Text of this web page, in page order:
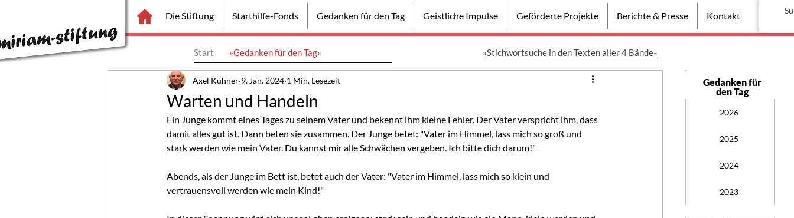
Die Stiftung Starthilfe-Fonds Gedanken für den Tag Geistliche Impulse Geförderte Projekte Berichte & Presse Kontakt
Start »Gedanken für den Tag«
Warten und Handeln
Axel Kühner 9. Jan. 2024 1 Min. Lesezeit
Ein Junge kommt eines Tages zu seinem Vater und bekennt ihm kleine Fehler. Der Vater verspricht ihm, dass
damit alles gut ist. Dann beten sie zusammen. Der Junge betet: "Vater im Himmel, lass mich so groß und
stark werden wie mein Vater. Du kannst mir alle Schwächen vergeben. Ich bitte dich darum!"
Abends, als der Junge im Bett ist, betet auch der Vater: "Vater im Himmel, lass mich so klein und
vertrauensvoll werden wie mein Kind!"
Gedanken für
den Tag
2026
2025
2024
2023
»Stichwortsuche in den Texten aller 4 Bände«